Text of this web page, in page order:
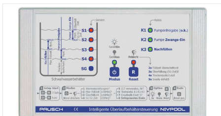
Testgeräte
Reinigungsmittel
Poolzubehör